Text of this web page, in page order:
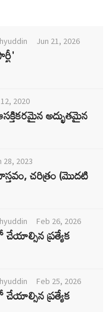
Jun 21, 2026
2020
అద్భుతమైన
28, 2023
చరిత్రం (మొదటి
Feb 26, 2026
ప్రత్యేక
Feb 25, 2026
ప్రత్యేక